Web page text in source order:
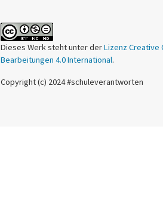
Dieses Werk steht unter derLizenz Creative
Bearbeitungen 4.0 International.
Copyright (c) 2024 #schuleverantworten